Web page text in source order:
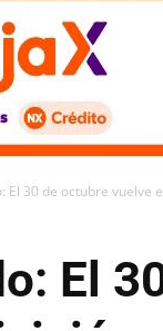
El 30 de octubre vuelve
El